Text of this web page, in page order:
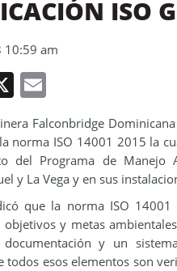
ISO
10:59 am
X
Falconbridge
norma ISO 14001 2015 la
del Programa de Manejo
y La Vega y en sus
que la norma ISO
y metas
y un
todos esos elementos son